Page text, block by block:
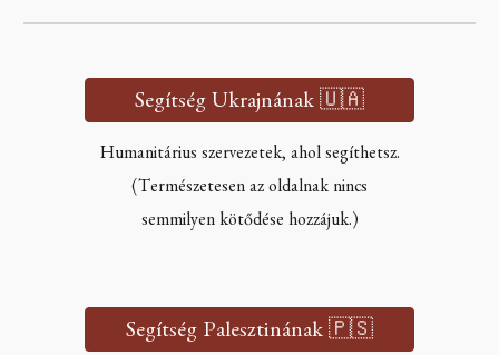
Segítség Ukrajnának 🇺🇦
Humanitárius szervezetek, ahol segíthetsz.
(Természetesen az oldalnak nincs
semmilyen kötődése hozzájuk.)
Segítség Palesztinának 🇵🇸